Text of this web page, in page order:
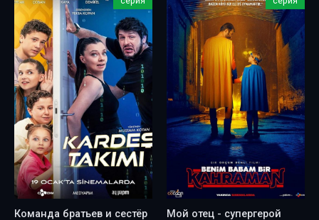
Команда братьев и сестёр Мой отец - супергерой